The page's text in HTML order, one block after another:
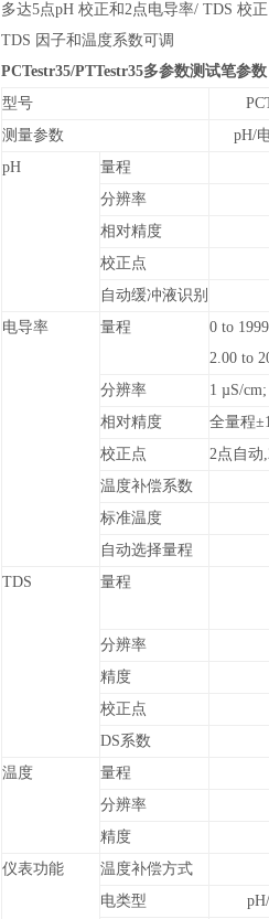
多达5点pH 校正和2点电导率/ TDS 校正
TDS 因子和温度系数可调
PCTestr35/PTTestr35多参数测试笔参数
型号
测量参数
pH/
pH
量程
分辨率
相对精度
校正点
自动缓冲液识别
电导率
量程
0 to
2.00 to
分辨率
1 µS/
相对精度
全量程
校正点
2点自动
温度补偿系数
标准温度
自动选择量程
TDS
量程
分辨率
精度
校正点
DS系数
温度
量程
分辨率
精度
仪表功能
温度补偿方式
电类型
pH/